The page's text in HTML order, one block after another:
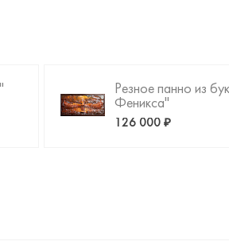
Резное панно из
Феникса"
126 000 ₽